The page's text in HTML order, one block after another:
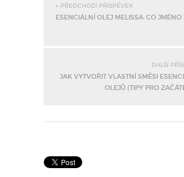
« PŘEDCHOZÍ PŘÍSPĚVEK
ESENCIÁLNÍ OLEJ MELISSA: CO
DALŠÍ
JAK VYTVOŘIT VLASTNÍ SMĚSI
OLEJŮ (TIPY PRO